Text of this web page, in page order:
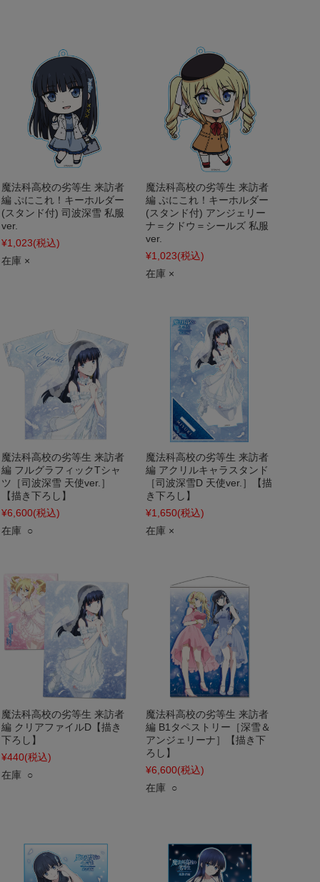
魔法科高校の劣等生 来訪者
編 ぷにこれ！キーホルダー
(スタンド付) 司波深雪 私服
ver.
¥1,023(税込)
在庫 ×
魔法科高校の劣等生 来訪者
編 ぷにこれ！キーホルダー
(スタンド付) アンジェリー
ナ＝クドウ＝シールズ 私服
ver.
¥1,023(税込)
在庫 ×
魔法科高校の劣等生 来訪者
編 フルグラフィックTシャ
ツ［司波深雪 天使ver.］
【描き下ろし】
¥6,600(税込)
在庫 ○
魔法科高校の劣等生 来訪者
編 アクリルキャラスタンド
［司波深雪D 天使ver.］【描
き下ろし】
¥1,650(税込)
在庫 ×
魔法科高校の劣等生 来訪者
編 クリアファイルD【描き
下ろし】
¥440(税込)
在庫 ○
魔法科高校の劣等生 来訪者
編 B1タペストリー［深雪＆
アンジェリーナ］【描き下
ろし】
¥6,600(税込)
在庫 ○